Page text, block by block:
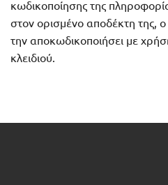
κωδικοποίησης της
στον ορισμένο αποδέκτη της,
την αποκωδικοποιήσει με
κλειδιού.